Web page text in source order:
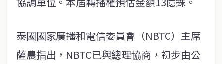
泰國國家廣播和電信委員會（NBTC）主席
薩農指出，NBTC已與總理協商，初步由公